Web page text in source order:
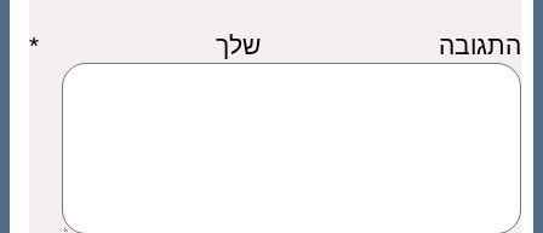
התגובה שלך*